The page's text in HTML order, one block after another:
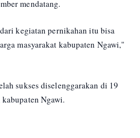
mendatang.
kegiatan pernikahan itu bisa
masyarakat kabupaten Ngawi,"
sukses diselenggarakan di 19
Ngawi.